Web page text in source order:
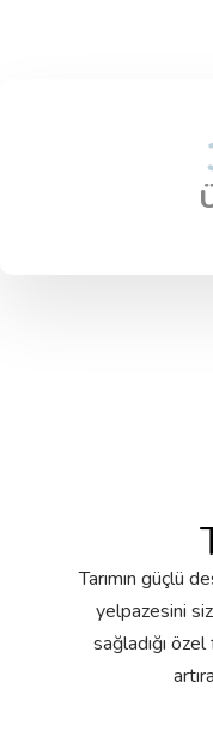
Tarımın güçlü
yelpazesini
sağladığı